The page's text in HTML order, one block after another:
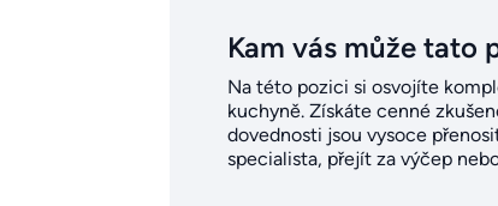
Kam vás může tato
Na této pozici si osvojíte
kuchyně. Získáte cenné
dovednosti jsou vysoce
specialista, přejít za výčep